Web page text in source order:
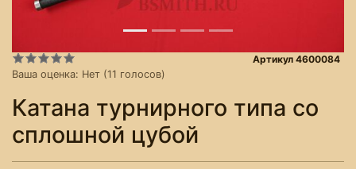
Ваша оценка: Нет (11 голосов)
Артикул 4600084
Катана турнирного типа со
сплошной цубой